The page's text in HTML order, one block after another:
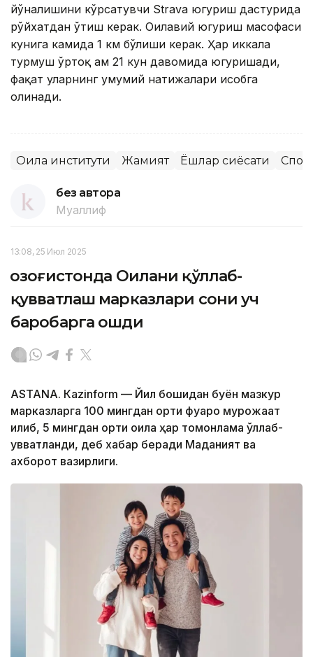
йўналишини кўрсатувчи Strava югуриш дастурида
рўйхатдан ўтиш керак. Оилавий югуриш масофаси
кунига камида 1 км бўлиши керак. Ҳар иккала
турмуш ўртоқ ҳам 21 кун давомида югуришади,
фақат уларнинг умумий натижалари ҳисобга
олинади.
Оила институти Жамият Ёшлар сиёсати
без автора
Муаллиф
13:08, 25 Июл 2025
Қозоғистонда Оилани қўллаб-
қувватлаш марказлари сони уч
баробарга ошди
ASTANА. Кazinform — Йил бошидан буён мазкур
марказларга 100 мингдан ортиқ фуқаро мурожаат
қилиб, 5 мингдан ортиқ оила ҳар томонлама қўллаб-
қувватланди, деб хабар беради Маданият ва
ахборот вазирлиги.